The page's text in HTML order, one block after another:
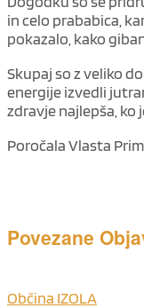
in celo prababica,
pokazalo, kako
Skupaj so z veliko
energije izvedli
zdravje najlepša, ko
Poročala Vlasta
Povezane
Občina IZOLA